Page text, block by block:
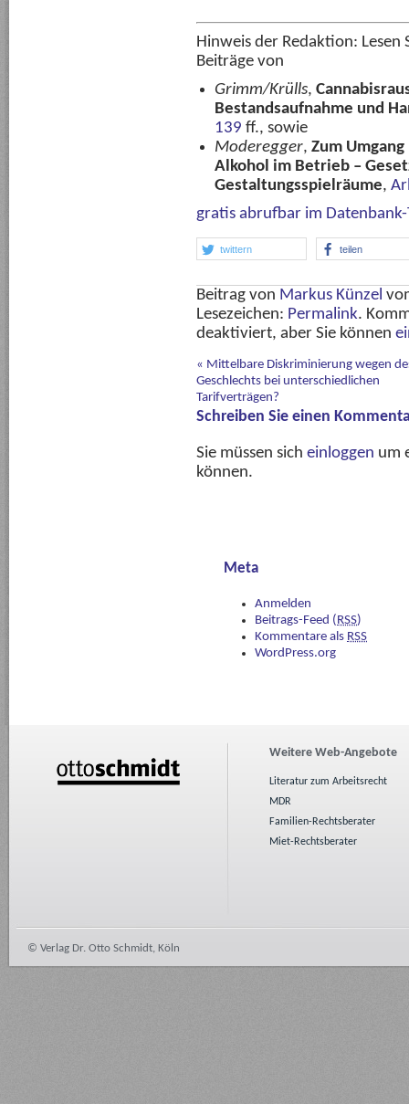
Hinweis der Redaktion: Lesen
Beiträge von
Grimm/Krülls,
Bestandsaufnahme und
139 ff., sowie
Moderegger, Zum
Alkohol im Betrieb –
Gestaltungsspielräume,
gratis abrufbar im Datenbank-
twittern teilen
Beitrag von Markus Künzel
Lesezeichen: Permalink.
deaktiviert, aber Sie können
« Mittelbare Diskriminierung wegen
Geschlechts bei unterschiedlichen
Tarifverträgen?
Schreiben Sie einen
Sie müssen sich einloggen um
können.
Meta
Anmelden
Beitrags-Feed ( RSS)
Kommentare als RSS
WordPress.org
Weitere Web-Angebote
Literatur zum Arbeitsrecht
MDR
Familien-Rechtsberater
Miet-Rechtsberater
© Verlag Dr. Otto Schmidt, Köln